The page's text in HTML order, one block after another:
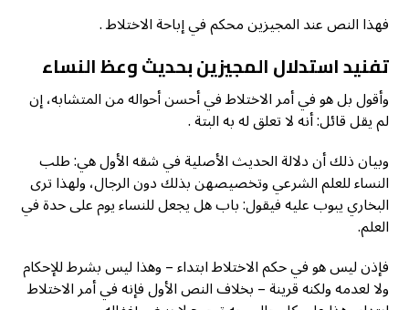
فهذا النص عند المجيزين محكم في إباحة الاختلاط .
تفنيد استدلال المجيزين بحديث وعظ النساء
وأقول بل هو في أمر الاختلاط في أحسن أحواله من المتشابه، إن
لم يقل قائل: أنه لا تعلق له به البتة .
وبيان ذلك أن دلالة الحديث الأصلية في شقه الأول هي: طلب
النساء للعلم الشرعي وتخصيصهن بذلك دون الرجال، ولهذا ترى
البخاري يبوب عليه فيقول: باب هل يجعل للنساء يوم على حدة في
العلم.
فإذن ليس هو في حكم الاختلاط ابتداء – وهذا ليس بشرط للإحكام
ولا لعدمه ولكنه قرينة – بخلاف النص الأول فإنه في أمر الاختلاط